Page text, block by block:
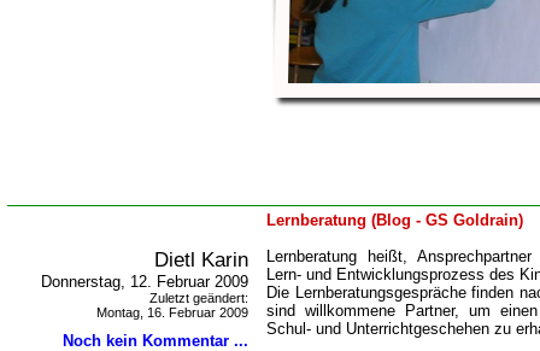
Lernberatung (Blog - GS Goldrain)
Dietl Karin
Donnerstag, 12. Februar 2009
Zuletzt geändert:
Montag, 16. Februar 2009
Noch kein Kommentar ...
Lernberatung heißt,
Lern- und Entwicklungsprozess des
Die Lernberatungsgespräche finden
sind willkommene Partner, um
Schul- und Unterrichtgeschehen zu